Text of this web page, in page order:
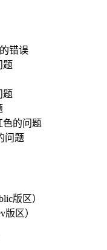
错误
题
题
色的问题
问题
版区）
版区）